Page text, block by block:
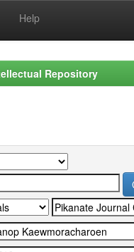
Help
Repository